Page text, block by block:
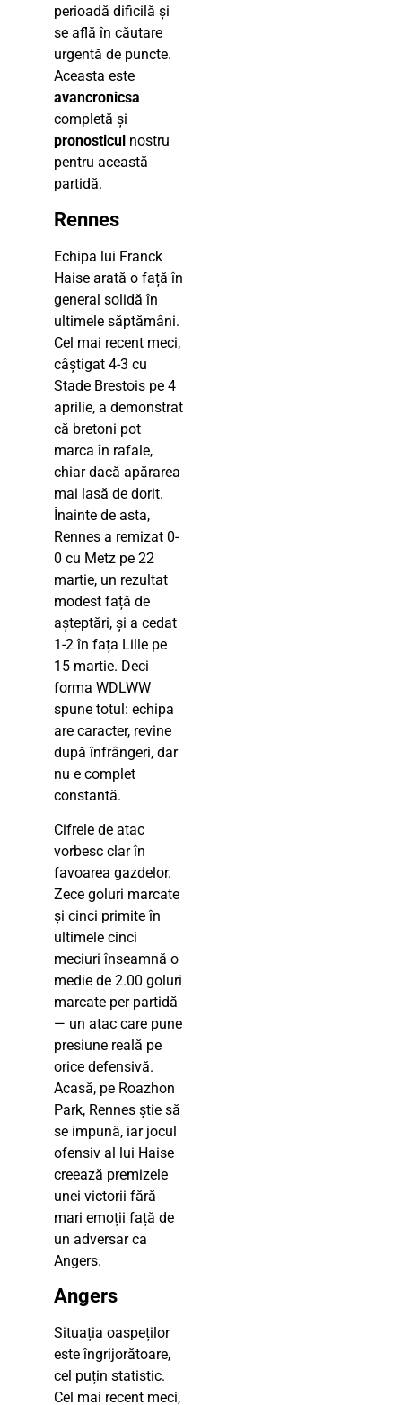
perioadă dificilă și
se află în căutare
urgentă de puncte.
Aceasta este
avancronicsa
completă și
pronosticul nostru
pentru această
partidă.
Rennes
Echipa lui Franck
Haise arată o față în
general solidă în
ultimele săptămâni.
Cel mai recent meci,
câștigat 4-3 cu
Stade Brestois pe 4
aprilie, a demonstrat
că bretoni pot
marca în rafale,
chiar dacă apărarea
mai lasă de dorit.
Înainte de asta,
Rennes a remizat 0-
0 cu Metz pe 22
martie, un rezultat
modest față de
așteptări, și a cedat
1-2 în fața Lille pe
15 martie. Deci
forma WDLWW
spune totul: echipa
are caracter, revine
după înfrângeri, dar
nu e complet
constantă.
Cifrele de atac
vorbesc clar în
favoarea gazdelor.
Zece goluri marcate
și cinci primite în
ultimele cinci
meciuri înseamnă o
medie de 2.00 goluri
marcate per partidă
— un atac care pune
presiune reală pe
orice defensivă.
Acasă, pe Roazhon
Park, Rennes știe să
se impună, iar jocul
ofensiv al lui Haise
creează premizele
unei victorii fără
mari emoții față de
un adversar ca
Angers.
Angers
Situația oaspeților
este îngrijorătoare,
cel puțin statistic.
Cel mai recent meci,